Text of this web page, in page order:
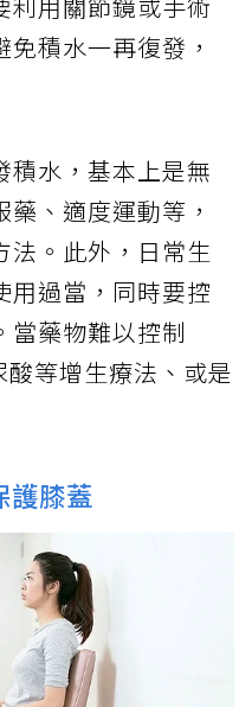
積水一再復發，
積水，基本上是無
、適度運動等，
法。此外，日常生
用過當，同時要控
當藥物難以控制
等增生療法、或是
護膝蓋